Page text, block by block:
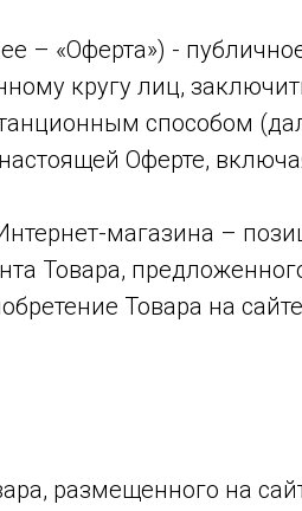
– «Оферта») -
кругу лиц,
способом
Оферте,
магазина –
Товара,
Товара на
размещенного на